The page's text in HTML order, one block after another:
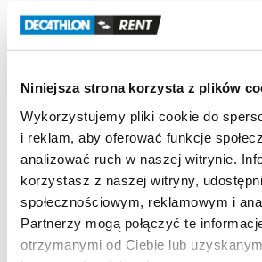
Niniejsza strona korzysta z plików
Wykorzystujemy pliki cookie do
i reklam, aby oferować funkcje
analizować ruch w naszej witrynie.
korzystasz z naszej witryny,
społecznościowym, reklamowym i
Partnerzy mogą połączyć te
otrzymanymi od Ciebie lub
Zasady wypożyczenia
Regulamin wypożyczalni
Nie pobieramy kaucji za
produktu